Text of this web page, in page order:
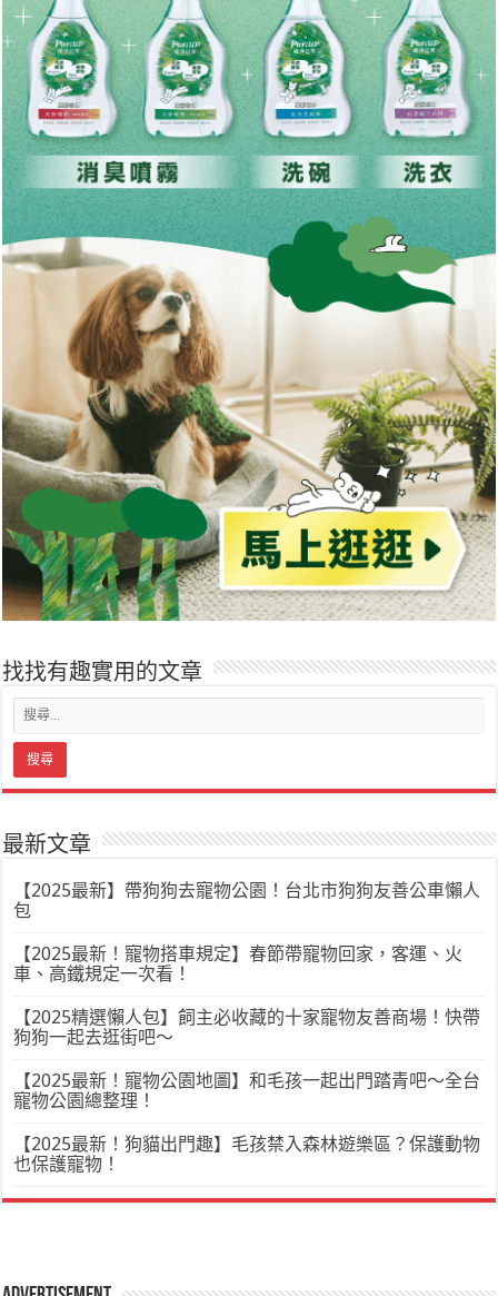
找找有趣實用的文章
最新文章
【2025最新】帶狗狗去寵物公園！台北市狗狗友善公車懶人
包
【2025最新！寵物搭車規定】春節帶寵物回家，客運、火
車、高鐵規定一次看！
【2025精選懶人包】飼主必收藏的十家寵物友善商場！快帶
狗狗一起去逛街吧～
【2025最新！寵物公園地圖】和毛孩一起出門踏青吧～全台
寵物公園總整理！
【2025最新！狗貓出門趣】毛孩禁入森林遊樂區？保護動物
也保護寵物！